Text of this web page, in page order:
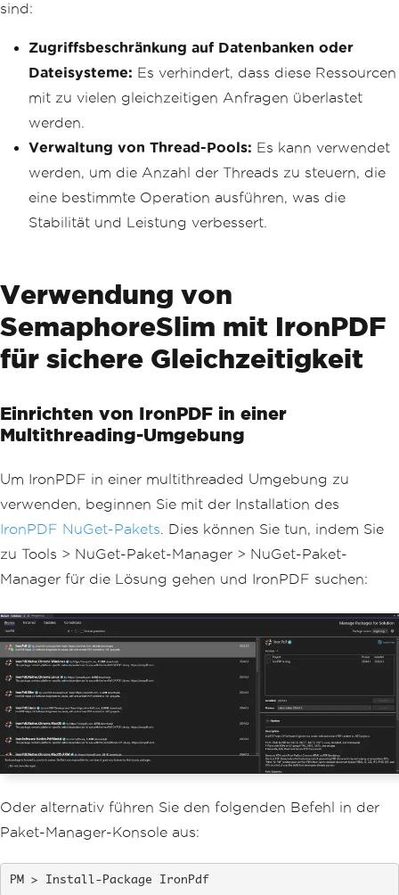
sind:
Zugriffsbeschränkung auf Datenbanken oder
Dateisysteme: Es verhindert, dass diese Ressourcen
mit zu vielen gleichzeitigen Anfragen überlastet
werden.
Verwaltung von Thread-Pools: Es kann verwendet
werden, um die Anzahl der Threads zu steuern, die
eine bestimmte Operation ausführen, was die
Stabilität und Leistung verbessert.
Verwendung von
SemaphoreSlim mit IronPDF
für sichere Gleichzeitigkeit
Einrichten von IronPDF in einer
Multithreading-Umgebung
Um IronPDF in einer multithreaded Umgebung zu
verwenden, beginnen Sie mit der Installation des
IronPDF NuGet-Pakets . Dies können Sie tun, indem Sie
zu Tools > NuGet-Paket-Manager > NuGet-Paket-
Manager für die Lösung gehen und IronPDF suchen:
Oder alternativ führen Sie den folgenden Befehl in der
Paket-Manager-Konsole aus:
Install-Package IronPdf